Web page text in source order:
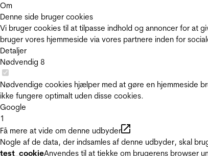
Om
Denne side bruger cookies
Vi bruger cookies til at tilpasse indhold og annoncer for at
bruger vores hjemmeside via vores partnere inden for
Detaljer
Nødvendig 8
Nødvendige cookies hjælper med at gøre en hjemmeside
ikke fungere optimalt uden disse cookies.
Google
1
Få mere at vide om denne udbyder
Nogle af de data, der indsamles af denne udbyder, skal
test_cookieAnvendes til at tjekke om brugerens browser